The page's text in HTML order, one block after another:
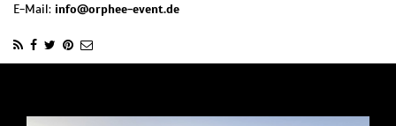
E-Mail: info@orphee-event.de